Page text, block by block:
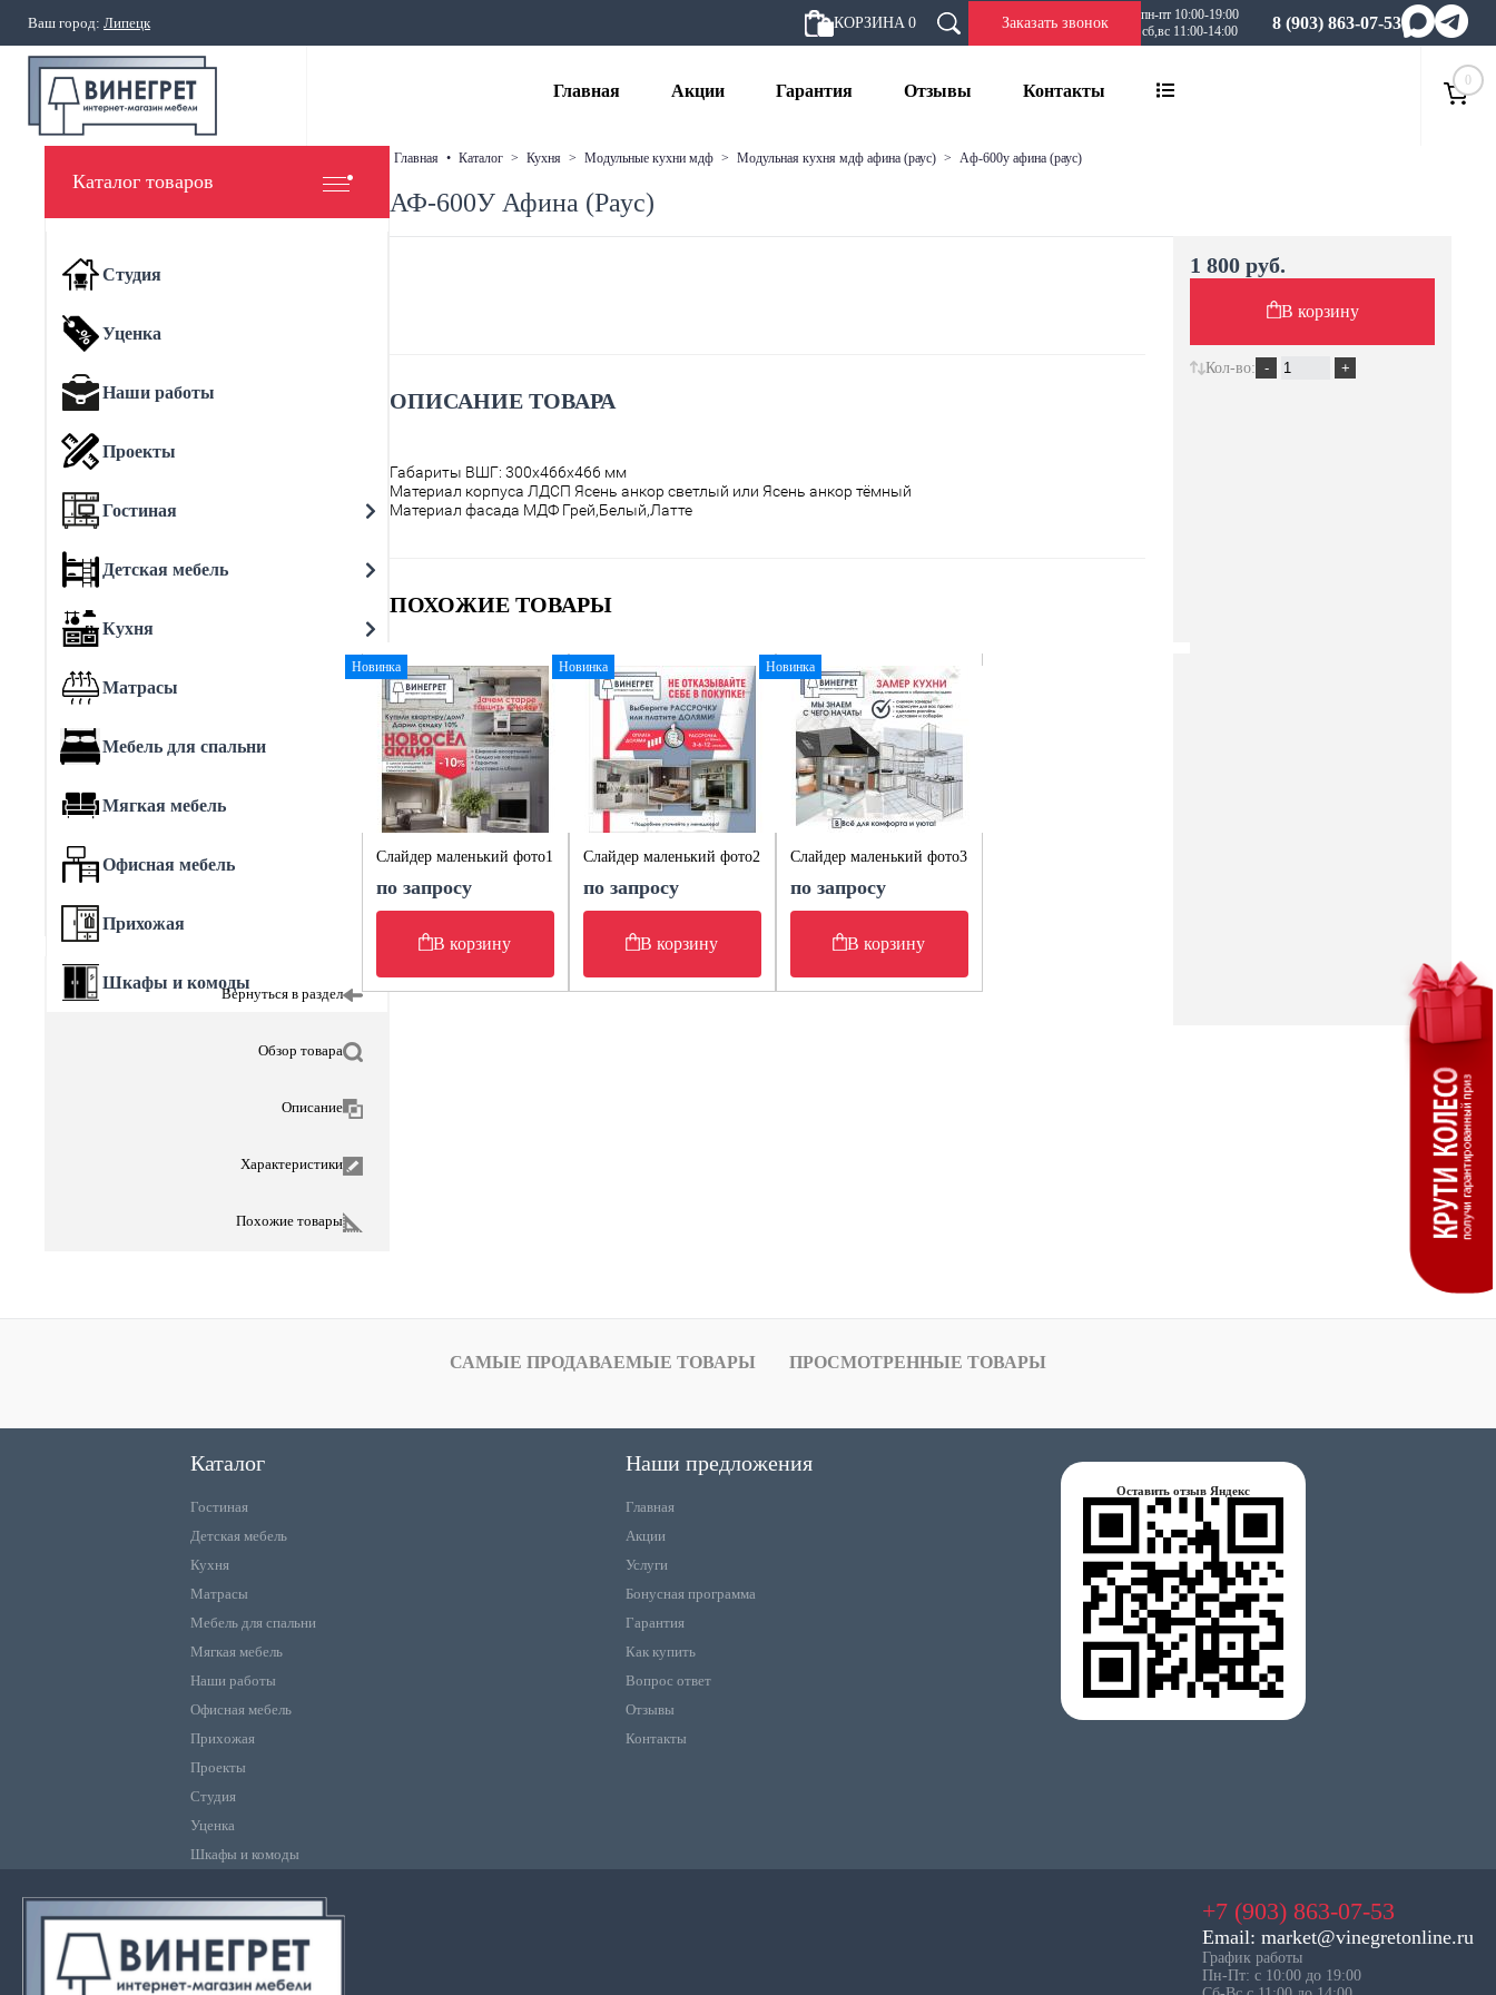
Ваш город: Липецк КОРЗИНА 0 Заказать звонок
пн-пт 10:00-19:00
сб,вс 11:00-14:00
8 (903) 863-07-53
Главная Акции Гарантия Отзывы Контакты
0
Каталог товаров
Студия
Уценка
Наши работы
Проекты
Гостиная
Детская мебель
Кухня
Матрасы
Мебель для спальни
Мягкая мебель
Офисная мебель
Прихожая
Шкафы и комоды
Вернуться в раздел
Обзор товара
Описание
Характеристики
Похожие товары
главная • каталог > кухня > модульные кухни мдф > модульная кухня мдф афина (раус) > аф-600у афина (раус)
АФ-600У Афина (Раус)
ОПИСАНИЕ ТОВАРА
Габариты ВШГ: 300х466х466 мм
Материал корпуса ЛДСП Ясень анкор светлый или Ясень анкор тёмный
Материал фасада МДФ Грей,Белый,Латте
ПОХОЖИЕ ТОВАРЫ
Новинка
Слайдер маленький фото1
по запросу
В корзину
Новинка
Слайдер маленький фото2
по запросу
В корзину
Новинка
Слайдер маленький фото3
по запросу
В корзину
1 800 руб.
В корзину
Кол-во:
САМЫЕ ПРОДАВАЕМЫЕ ТОВАРЫ ПРОСМОТРЕННЫЕ ТОВАРЫ
Каталог
Гостиная
Детская мебель
Кухня
Матрасы
Мебель для спальни
Мягкая мебель
Наши работы
Офисная мебель
Прихожая
Проекты
Студия
Уценка
Шкафы и комоды
Наши предложения
Главная
Акции
Услуги
Бонусная программа
Гарантия
Как купить
Вопрос ответ
Отзывы
Контакты
Оставить отзыв Яндекс
+7 (903) 863-07-53
Email: market@vinegretonline.ru
График работы
Пн-Пт: с 10:00 до 19:00